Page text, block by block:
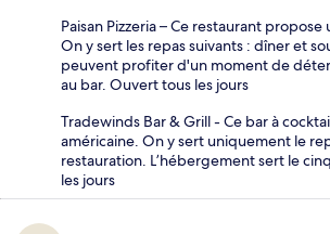
Paisan Pizzeria – Ce restaurant propose
On y sert les repas suivants : dîner et
peuvent profiter d'un moment de
au bar. Ouvert tous les jours
Tradewinds Bar & Grill - Ce bar à
américaine. On y sert uniquement le
restauration. L’hébergement sert le
les jours